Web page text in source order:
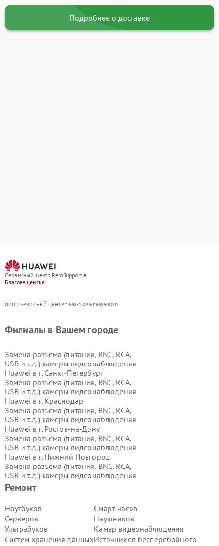
Подробнее о доставке
Сервисный центр RemSupport в
Благовещенске
ООО "СЕРВИСНЫЙ ЦЕНТР"* 6685170650*668501001
Ремонт
Ноутбуков
Серверов
Ультрабуков
Систем хранения данных
Смарт-часов
Наушников
Камер видеонаблюдения
Источников бесперебойного
Филиалы в Вашем городе
Замена разъема (питания, BNC, RCA,
USB и т.д.) камеры видеонаблюдения
Huawei в г. Санкт-Петербург
Замена разъема (питания, BNC, RCA,
USB и т.д.) камеры видеонаблюдения
Huawei в г. Краснодар
Замена разъема (питания, BNC, RCA,
USB и т.д.) камеры видеонаблюдения
Huawei в г. Ростов-на-Дону
Замена разъема (питания, BNC, RCA,
USB и т.д.) камеры видеонаблюдения
Huawei в г. Нижний Новгород
Замена разъема (питания, BNC, RCA,
USB и т.д.) камеры видеонаблюдения
Huawei в г.
Замена разъема (питания, BNC, RCA,
USB и т.д.) камеры видеонаблюдения
Huawei в г.
Замена разъема (питания, BNC, RCA,
USB и т.д.) камеры видеонаблюдения
Huawei в г.Казань